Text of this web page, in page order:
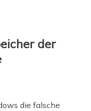
der
die falsche